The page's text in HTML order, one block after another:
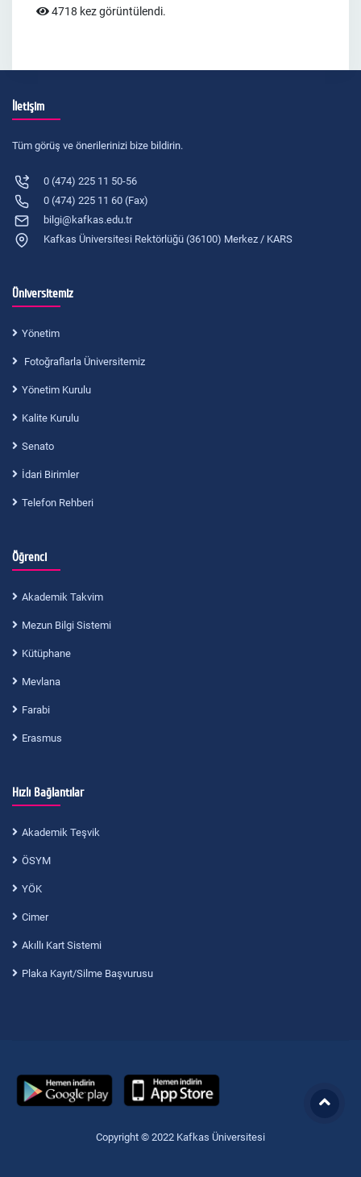
4718 kez görüntülendi.
İletişim
Tüm görüş ve önerilerinizi bize bildirin.
0 (474) 225 11 50-56
0 (474) 225 11 60 (Fax)
bilgi@kafkas.edu.tr
Kafkas Üniversitesi Rektörlüğü (36100) Merkez / KARS
Üniversitemiz
Yönetim
Fotoğraflarla Üniversitemiz
Yönetim Kurulu
Kalite Kurulu
Senato
İdari Birimler
Telefon Rehberi
Öğrenci
Akademik Takvim
Mezun Bilgi Sistemi
Kütüphane
Mevlana
Farabi
Erasmus
Hızlı Bağlantılar
Akademik Teşvik
ÖSYM
YÖK
Cimer
Akıllı Kart Sistemi
Plaka Kayıt/Silme Başvurusu
Copyright © 2022 Kafkas Üniversitesi